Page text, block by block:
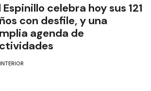
Espinillo celebra hoy sus 121
con desfile, y una
agenda de
INTERIOR